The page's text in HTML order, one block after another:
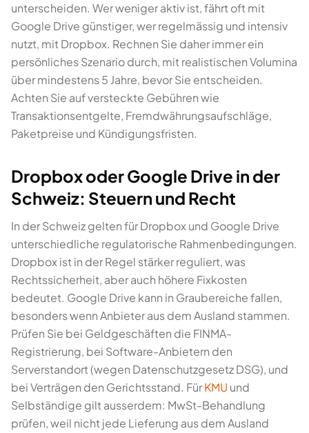
unterscheiden. Wer weniger aktiv ist, fährt oft mit
Google Drive günstiger, wer regelmässig und intensiv
nutzt, mit Dropbox. Rechnen Sie daher immer ein
persönliches Szenario durch, mit realistischen Volumina
über mindestens 5 Jahre, bevor Sie entscheiden.
Achten Sie auf versteckte Gebühren wie
Transaktionsentgelte, Fremdwährungsaufschläge,
Paketpreise und Kündigungsfristen.
Dropbox oder Google Drive in der
Schweiz: Steuern und Recht
In der Schweiz gelten für Dropbox und Google Drive
unterschiedliche regulatorische Rahmenbedingungen.
Dropbox ist in der Regel stärker reguliert, was
Rechtssicherheit, aber auch höhere Fixkosten
bedeutet. Google Drive kann in Graubereiche fallen,
besonders wenn Anbieter aus dem Ausland stammen.
Prüfen Sie bei Geldgeschäften die FINMA-
Registrierung, bei Software-Anbietern den
Serverstandort (wegen Datenschutzgesetz DSG), und
bei Verträgen den Gerichtsstand. FürKMU und
Selbständige gilt ausserdem: MwSt-Behandlung
prüfen, weil nicht jede Lieferung aus dem Ausland